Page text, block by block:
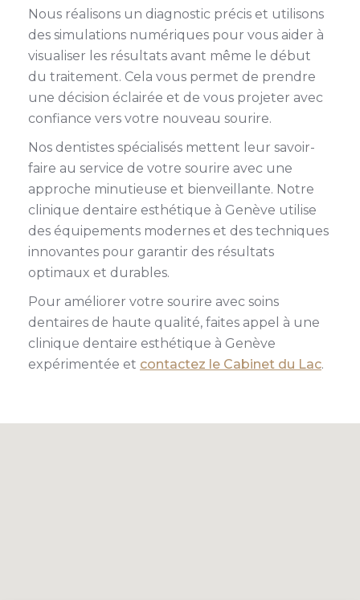
Nous réalisons un diagnostic précis et utilisons
des simulations numériques pour vous aider à
visualiser les résultats avant même le début
du traitement. Cela vous permet de prendre
une décision éclairée et de vous projeter avec
confiance vers votre nouveau sourire.
Nos dentistes spécialisés mettent leur savoir-
faire au service de votre sourire avec une
approche minutieuse et bienveillante. Notre
clinique dentaire esthétique à Genève utilise
des équipements modernes et des techniques
innovantes pour garantir des résultats
optimaux et durables.
Pour améliorer votre sourire avec soins
dentaires de haute qualité, faites appel à une
clinique dentaire esthétique à Genève
expérimentée et contactez le Cabinet du Lac.